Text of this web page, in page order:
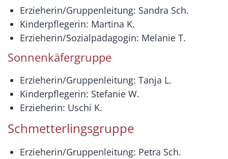
Erzieherin/Gruppenleitung: Sandra Sch.
Kinderpflegerin: Martina K.
Erzieherin/Sozialpädagogin: Melanie T.
Sonnenkäfergruppe
Erzieherin/Gruppenleitung: Tanja L.
Kinderpflegerin: Stefanie W.
Erzieherin: Uschi K.
Schmetterlingsgruppe
Erzieherin/Gruppenleitung: Petra Sch.